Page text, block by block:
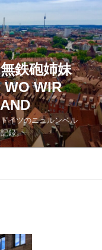
鉄砲姉妹
WO WIR
イツのニュルンベル
録。